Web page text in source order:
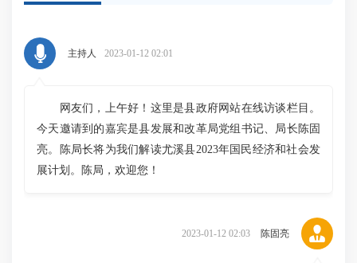
主持人 2023-01-12 02:01
网友们，上午好！这里是县政府网站在线访谈栏目。
今天邀请到的嘉宾是县发展和改革局党组书记、局长陈固
亮。陈局长将为我们解读尤溪县2023年国民经济和社会发
展计划。陈局，欢迎您！
2023-01-12 02:03 陈固亮